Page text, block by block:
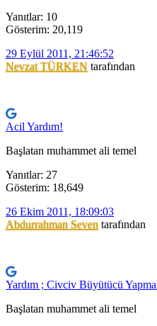
Yanıtlar: 10
Gösterim: 20,119
29 Eylül 2011, 21:46:52
Nevzat TÜRKEN tarafından
Acil Yardım!
Başlatan muhammet ali temel
Yanıtlar: 27
Gösterim: 18,649
26 Ekim 2011, 18:09:03
Abdurrahman Seven tarafından
Yardım ; Civciv Büyütücü
Başlatan muhammet ali temel